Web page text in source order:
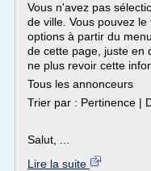
Vous n'avez pas
de ville. Vous pouvez
options à partir du
de cette page, juste en
ne plus revoir cette
Tous les annonceurs
Trier par : Pertinence |
Salut, ...
Lire la suite